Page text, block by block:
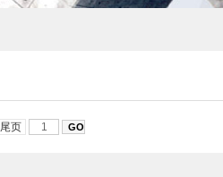
尾页